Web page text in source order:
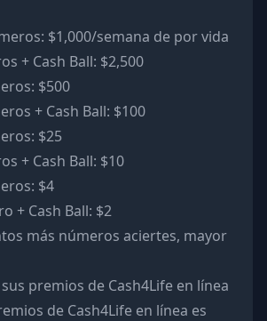
$1,000/semana de por vida
+ Cash Ball: $2,500
$500
+ Cash Ball: $100
$25
+ Cash Ball: $10
$4
+ Cash Ball: $2
más números aciertes, mayor
premios de Cash4Life en línea
de Cash4Life en línea es